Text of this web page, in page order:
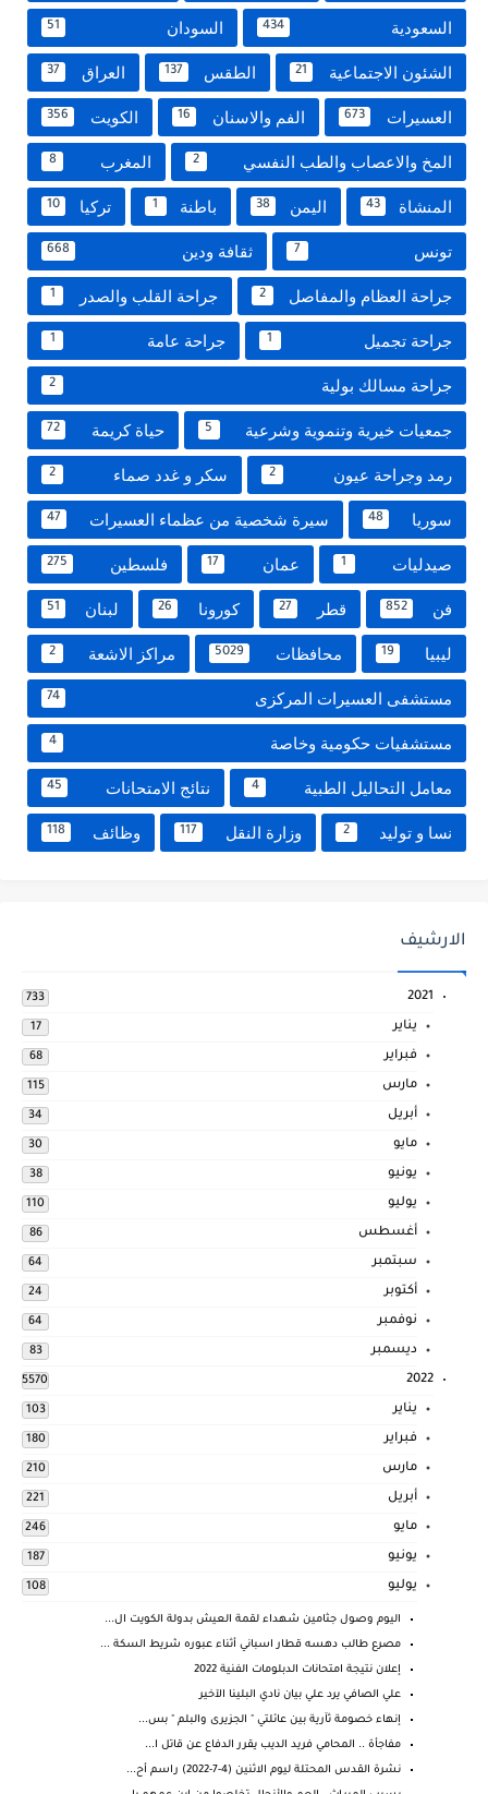
السعودية 434 السودان 51
الشئون الاجتماعية 21 الطقس 137 العراق 37
العسيرات 673 الفم والاسنان 16 الكويت 356
المخ والاعصاب والطب النفسي 2 المغرب 8
المنشاة 43 اليمن 38 باطنة 1 تركيا 10
تونس 7 ثقافة ودين 668
جراحة العظام والمفاصل 2 جراحة القلب والصدر 1
جراحة تجميل 1 جراحة عامة 1
جراحة مسالك بولية 2
جمعيات خيرية وتنموية وشرعية 5 حياة كريمة 72
رمد وجراحة عيون 2 سكر و غدد صماء 2
سوريا 48 سيرة شخصية من عظماء العسيرات 47
صيدليات 1 عمان 17 فلسطين 275
فن 852 قطر 27 كورونا 26 لبنان 51
ليبيا 19 محافظات 5029 مراكز الاشعة 2
مستشفى العسيرات المركزى 74
مستشفيات حكومية وخاصة 4
معامل التحاليل الطبية 4 نتائج الامتحانات 45
نسا و توليد 2 وزارة النقل 117 وظائف 118
الارشيف
2021
733
يناير 17
فبراير 68
مارس 115
أبريل 34
مايو 30
يونيو 38
يوليو 110
أغسطس 86
سبتمبر 64
أكتوبر 24
نوفمبر 64
ديسمبر 83
2022
5570
يناير 103
فبراير 180
مارس 210
أبريل 221
مايو 246
يونيو 187
يوليو 108
اليوم وصول جثامين شهداء لقمة العيش بدولة الكويت ال...
مصرع طالب دهسه قطار اسباني أثناء عبوره شريط السكة ...
إعلان نتيجة امتحانات الدبلومات الفنية 2022
علي الصافي يرد علي بيان نادي البلينا الآخير
إنهاء خصومة ثآرية بين عائلتي " الجزيرى والبلم " بس...
مفاجأة .. المحامي فريد الديب يقرر الدفاع عن قاتل ا...
نشرة القدس المحتلة ليوم الاثنين (4-7-2022) راسم أح...